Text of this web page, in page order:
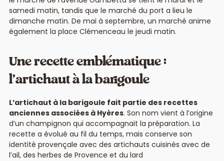
samedi matin, tandis que le marché du port a lieu le
dimanche matin. De mai à septembre, un marché anime
également la place Clémenceau le jeudi matin.
Une recette emblématique :
l’artichaut à la barigoule
L’artichaut à la barigoule fait partie des recettes
anciennes associées à Hyères. Son nom vient à l’origine
d’un champignon qui accompagnait la préparation. La
recette a évolué au fil du temps, mais conserve son
identité provençale avec des artichauts cuisinés avec de
l’ail, des herbes de Provence et du lard